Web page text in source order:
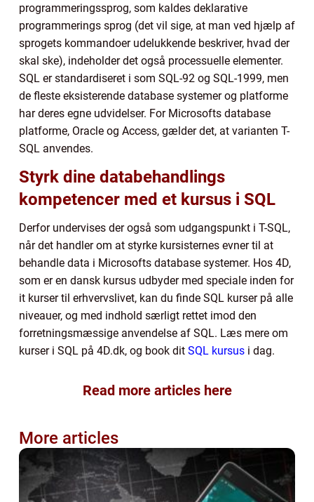
programmeringssprog, som kaldes deklarative
programmerings sprog (det vil sige, at man ved hjælp af
sprogets kommandoer udelukkende beskriver, hvad der
skal ske), indeholder det også processuelle elementer.
SQL er standardiseret i som SQL-92 og SQL-1999, men
de fleste eksisterende database systemer og platforme
har deres egne udvidelser. For Microsofts database
platforme, Oracle og Access, gælder det, at varianten T-
SQL anvendes.
Styrk dine databehandlings
kompetencer med et kursus i SQL
Derfor undervises der også som udgangspunkt i T-SQL,
når det handler om at styrke kursisternes evner til at
behandle data i Microsofts database systemer. Hos 4D,
som er en dansk kursus udbyder med speciale inden for
it kurser til erhvervslivet, kan du finde SQL kurser på alle
niveauer, og med indhold særligt rettet imod den
forretningsmæssige anvendelse af SQL. Læs mere om
kurser i SQL på 4D.dk, og book dit SQL kursus i dag.
Read more articles here
More articles